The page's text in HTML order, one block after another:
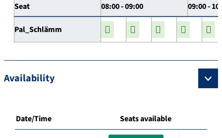
Seat 08:00 - 09:00 09:00 -
Pal_Schlämm
Availability
Date/Time Seats available